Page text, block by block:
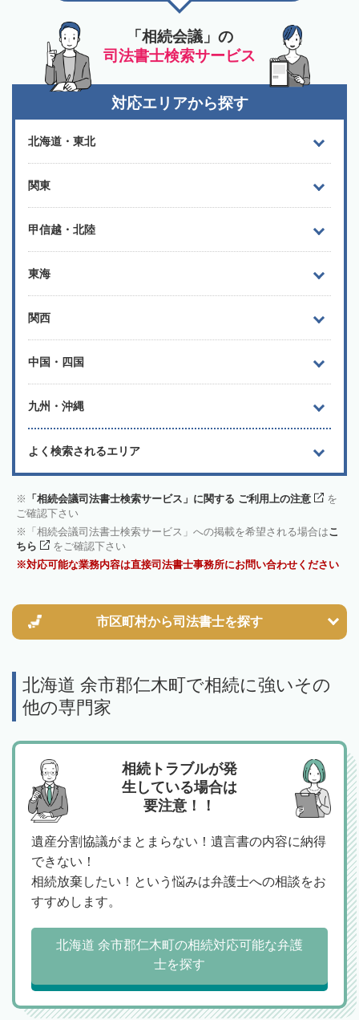
「相続会議」の
司法書士検索サービス
対応エリアから探す
北海道・東北
関東
甲信越・北陸
東海
関西
中国・四国
九州・沖縄
よく検索されるエリア
「相続会議司法書士検索サービス」に関する ご利用上の注意
を
ご確認下さい
「相続会議司法書士検索サービス」への掲載を希望される場合はこ
ちら
をご確認下さい
対応可能な業務内容は直接司法書士事務所にお問い合わせください
市区町村から司法書士を探す
北海道 余市郡仁木町で相続に強いその
他の専門家
相続トラブルが発
生している場合は
要注意！！
遺産分割協議がまとまらない！遺言書の内容に納得
できない！
相続放棄したい！という悩みは弁護士への相談をお
すすめします。
北海道 余市郡仁木町の相続対応可能な弁護
士を探す